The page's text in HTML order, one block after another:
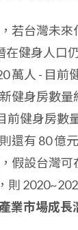
若台灣未來
在健身人口
萬人 - 目前
健身房數量
前健身房數
還有 80 億
假設台灣可
則
業市場成長